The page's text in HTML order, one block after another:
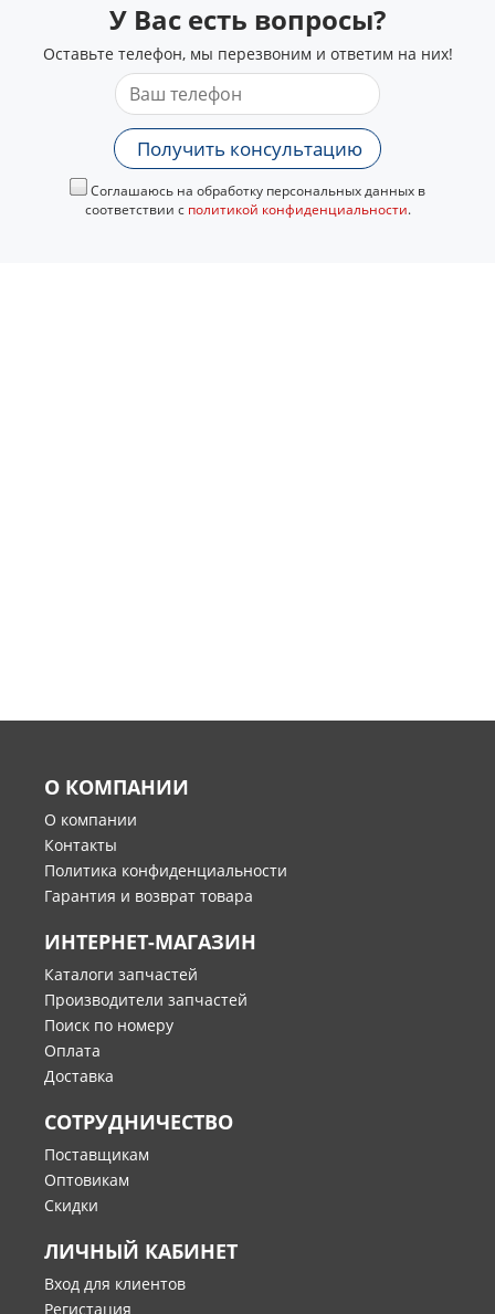
У Вас есть вопросы?
Оставьте телефон, мы перезвоним и ответим на них!
Получить консультацию
Соглашаюсь на обработку персональных данных в
соответствии с политикой конфиденциальности.
О КОМПАНИИ
О компании
Контакты
Политика конфиденциальности
Гарантия и возврат товара
ИНТЕРНЕТ-МАГАЗИН
Каталоги запчастей
Производители запчастей
Поиск по номеру
Оплата
Доставка
СОТРУДНИЧЕСТВО
Поставщикам
Оптовикам
Скидки
ЛИЧНЫЙ КАБИНЕТ
Вход для клиентов
Регистация